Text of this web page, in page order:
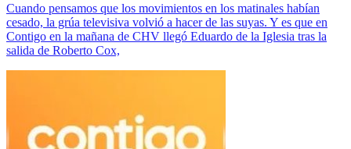
Cuando pensamos que los movimientos en los matinales habían
cesado, la grúa televisiva volvió a hacer de las suyas. Y es que en
Contigo en la mañana de CHV llegó Eduardo de la Iglesia tras la
salida de Roberto Cox,